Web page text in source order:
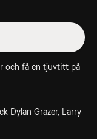
och få en tjuvtitt på
Dylan Grazer, Larry